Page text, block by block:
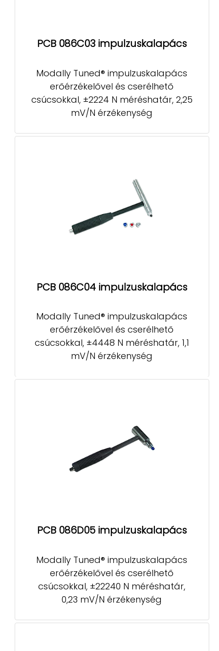
PCB 086C03 impulzuskalapács
Modally Tuned® impulzuskalapács
erőérzékelővel és cserélhető
csúcsokkal, ±2224 N méréshatár, 2,25
mV/N érzékenység
PCB 086C04 impulzuskalapács
Modally Tuned® impulzuskalapács
erőérzékelővel és cserélhető
csúcsokkal, ±4448 N méréshatár, 1,1
mV/N érzékenység
PCB 086D05 impulzuskalapács
Modally Tuned® impulzuskalapács
erőérzékelővel és cserélhető
csúcsokkal, ±22240 N méréshatár,
0,23 mV/N érzékenység